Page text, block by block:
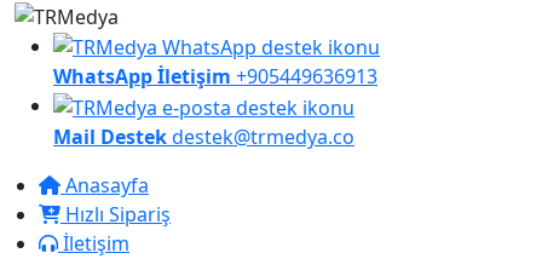
WhatsApp İletişim +905449636913
Mail Destekdestek@trmedya.co
Anasayfa
Hızlı Sipariş
İletişim